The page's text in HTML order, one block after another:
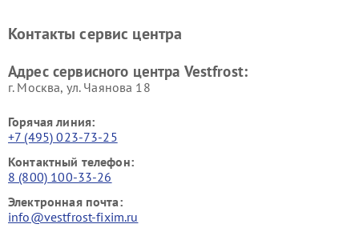
Vestfrost
Контакты сервис центра
Адрес сервисного центра Vestfrost:
г. Москва, ул. Чаянова 18
Горячая линия:
+7 (495) 023-73-25
Контактный телефон:
8 (800) 100-33-26
Электронная почта:
info@vestfrost-fixim.ru